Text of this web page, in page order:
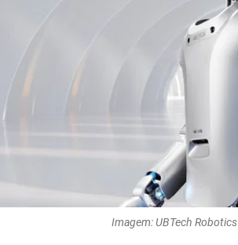
Imagem: UBTech Robotics